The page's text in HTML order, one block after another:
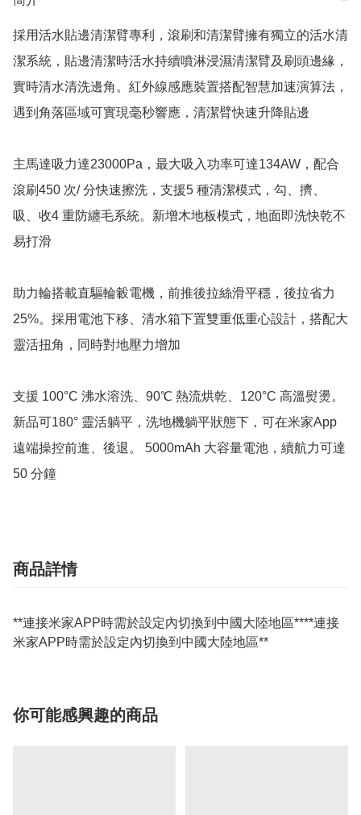
採用活水貼邊清潔臂專利，滾刷和清潔臂擁有獨立的活水清
潔系統，貼邊清潔時活水持續噴淋浸濕清潔臂及刷頭邊緣，
實時清水清洗邊角。紅外線感應裝置搭配智慧加速演算法，
遇到角落區域可實現毫秒響應，清潔臂快速升降貼邊
主馬達吸力達23000Pa，最大吸入功率可達134AW，配合
滾刷450 次/ 分快速擦洗，支援5 種清潔模式，勾、擠、
吸、收4 重防纏毛系統。新增木地板模式，地面即洗快乾不
易打滑
助力輪搭載直驅輪轂電機，前推後拉絲滑平穩，後拉省力
25%。採用電池下移、清水箱下置雙重低重心設計，搭配大
靈活扭角，同時對地壓力增加
支援 100°C 沸水溶洗、90℃ 熱流烘乾、120°C 高溫熨燙。
新品可180° 靈活躺平，洗地機躺平狀態下，可在米家App
遠端操控前進、後退。 5000mAh 大容量電池，續航力可達
50 分鐘
商品詳情
**連接米家APP時需於設定內切換到中國大陸地區****連接
米家APP時需於設定內切換到中國大陸地區**
你可能感興趣的商品